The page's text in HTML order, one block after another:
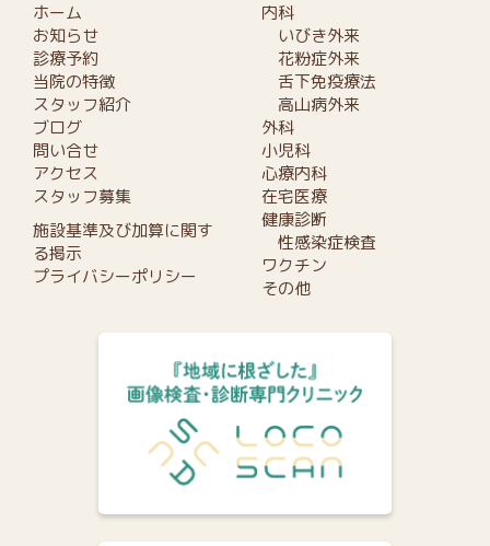
ホーム
お知らせ
診療予約
当院の特徴
スタッフ紹介
ブログ
問い合せ
アクセス
スタッフ募集
施設基準及び加算に関す
る掲示
プライバシーポリシー
内科
いびき外来
花粉症外来
舌下免疫療法
高山病外来
外科
小児科
心療内科
在宅医療
健康診断
性感染症検査
ワクチン
その他